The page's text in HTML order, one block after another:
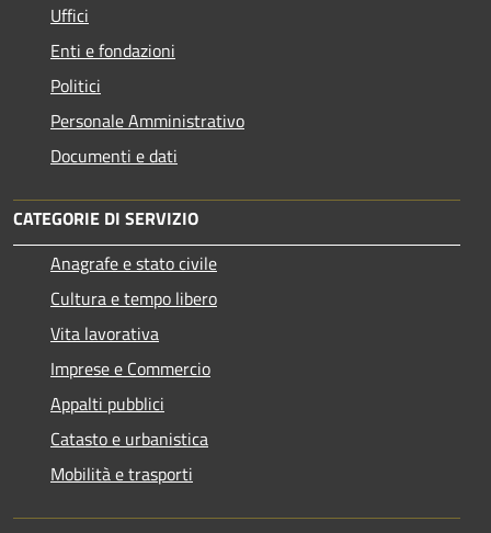
Uffici
Enti e fondazioni
Politici
Personale Amministrativo
Documenti e dati
CATEGORIE DI SERVIZIO
Anagrafe e stato civile
Cultura e tempo libero
Vita lavorativa
Imprese e Commercio
Appalti pubblici
Catasto e urbanistica
Mobilità e trasporti